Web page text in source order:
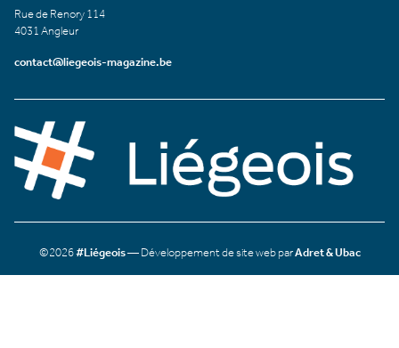
Rue de Renory 114
4031 Angleur
contact@liegeois-magazine.be
©2026#Liégeois— Développement de site web parAdret & Ubac